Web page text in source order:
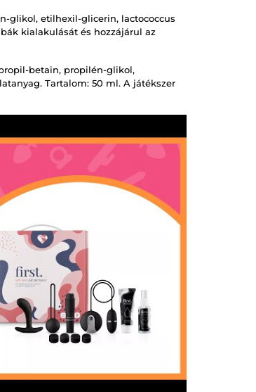
glikol, etilhexil-glicerin, lactococcus
kialakulását és hozzájárul az
betain, propilén-glikol,
Tartalom: 50 ml. A játékszer